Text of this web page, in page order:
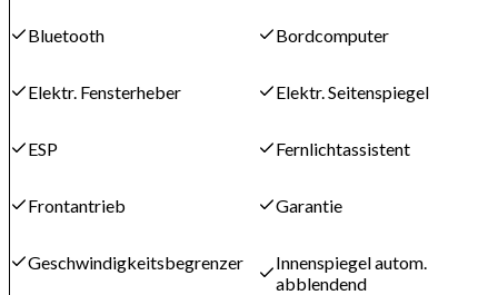
Bluetooth Bordcomputer
Elektr. Fensterheber Elektr. Seitenspiegel
ESP Fernlichtassistent
Frontantrieb Garantie
Geschwindigkeitsbegrenzer
Innenspiegel autom.
abblendend